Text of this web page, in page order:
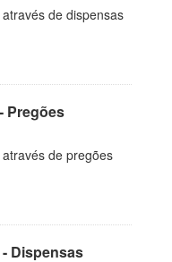
de dispensas
Pregões
de pregões
Dispensas